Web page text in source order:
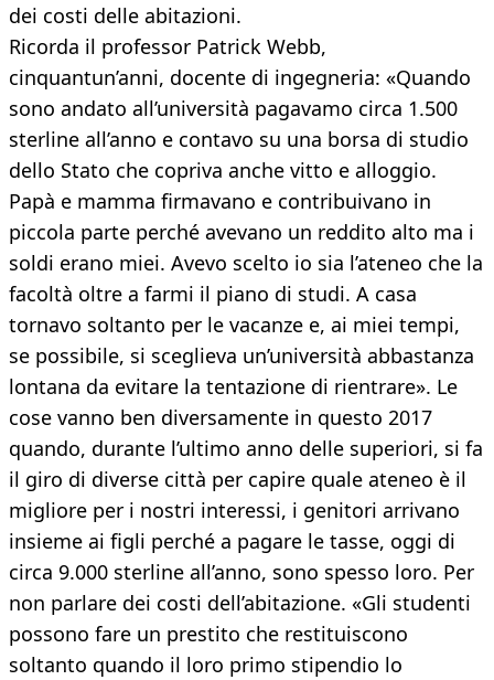
dei costi delle abitazioni.
Ricorda il professor Patrick Webb,
cinquantun’anni, docente di ingegneria: «Quando
sono andato all’università pagavamo circa 1.500
sterline all’anno e contavo su una borsa di studio
dello Stato che copriva anche vitto e alloggio.
Papà e mamma firmavano e contribuivano in
piccola parte perché avevano un reddito alto ma i
soldi erano miei. Avevo scelto io sia l’ateneo che la
facoltà oltre a farmi il piano di studi. A casa
tornavo soltanto per le vacanze e, ai miei tempi,
se possibile, si sceglieva un’università abbastanza
lontana da evitare la tentazione di rientrare». Le
cose vanno ben diversamente in questo 2017
quando, durante l’ultimo anno delle superiori, si fa
il giro di diverse città per capire quale ateneo è il
migliore per i nostri interessi, i genitori arrivano
insieme ai figli perché a pagare le tasse, oggi di
circa 9.000 sterline all’anno, sono spesso loro. Per
non parlare dei costi dell’abitazione. «Gli studenti
possono fare un prestito che restituiscono
soltanto quando il loro primo stipendio lo